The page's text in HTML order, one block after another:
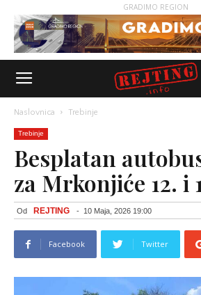
GRADIMO REGION
Naslovnica Trebinje
Trebinje
Besplatan
za Mrkonjiće 12. i
Od REJTING - 10 Maja, 2026 19:00
Facebook Twitter